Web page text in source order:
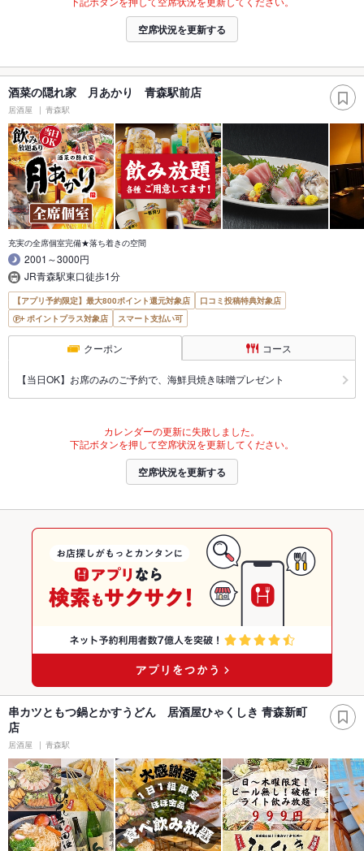
空席状況を更新する
酒菜の隠れ家 月あかり 青森駅前店
居酒屋 青森駅
充実の全席個室完備★落ち着きの空間
2001～3000円
JR青森駅東口徒歩1分
【アプリ予約限定】最大800ポイント還元対象店
口コミ投稿特典対象店
ポイントプラス対象店
スマート支払い可
クーポン コース
【当日OK】お席のみのご予約で、海鮮貝焼き味噌プレゼント
カレンダーの更新に失敗しました。
下記ボタンを押して空席状況を更新してください。
空席状況を更新する
串カツともつ鍋とかすうどん 居酒屋ひゃくしき 青森新町
店
居酒屋 青森駅